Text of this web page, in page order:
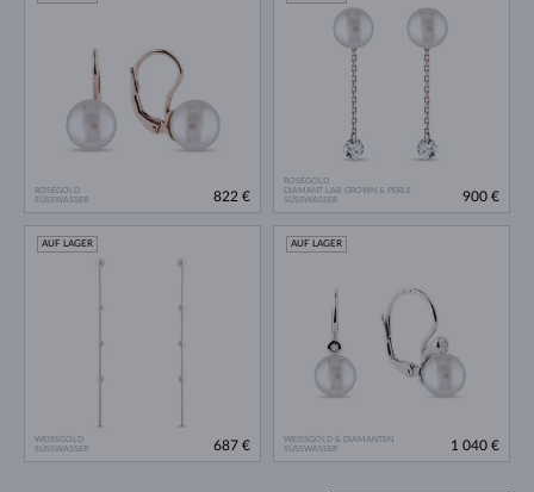
ROSÉGOLD
SÜSSWASSER
822 €
ROSÉGOLD
DIAMANT LAB GROWN & PERLE
SÜSSWASSER
900 €
WEISSGOLD
SÜSSWASSER
AUF LAGER
687 €
WEISSGOLD & DIAMANTEN
SÜSSWASSER
AUF LAGER
1 040 €